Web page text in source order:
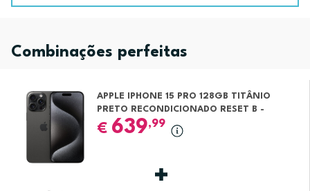
Combinações perfeitas
APPLE IPHONE 15 PRO 128GB TITÂNIO
PRETO RECONDICIONADO RESET B -
MARCAS MÍNIMAS
€ 639,99